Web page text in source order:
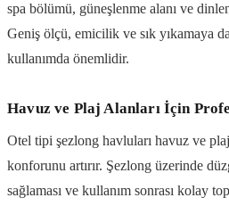
spa bölümü, güneşlenme alanı ve
Geniş ölçü, emicilik ve sık yıkamaya
kullanımda önemlidir.
Havuz ve Plaj Alanları İçin
Otel tipi şezlong havluları havuz ve
konforunu artırır. Şezlong üzerinde
sağlaması ve kullanım sonrası kolay